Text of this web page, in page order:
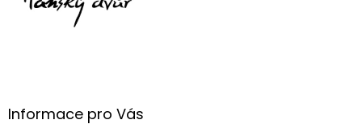
Informace pro Vás